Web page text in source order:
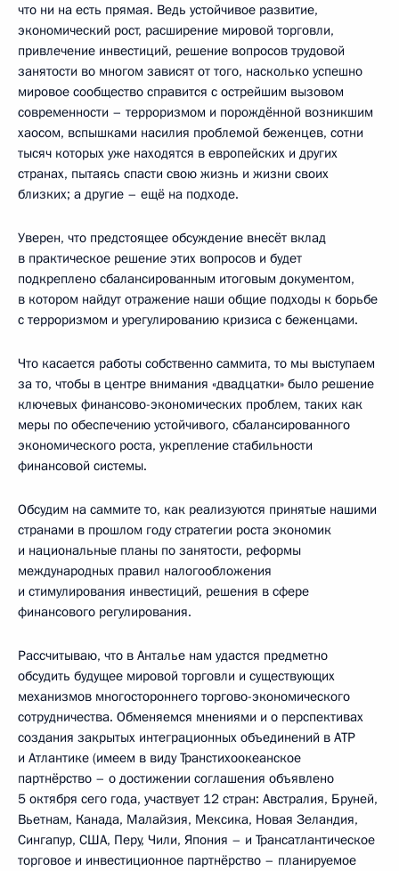
что ни на есть прямая. Ведь устойчивое развитие,
экономический рост, расширение мировой торговли,
привлечение инвестиций, решение вопросов трудовой
занятости во многом зависят от того, насколько успешно
мировое сообщество справится с острейшим вызовом
современности – терроризмом и порождённой возникшим
хаосом, вспышками насилия проблемой беженцев, сотни
тысяч которых уже находятся в европейских и других
странах, пытаясь спасти свою жизнь и жизни своих
близких; а другие – ещё на подходе.
Уверен, что предстоящее обсуждение внесёт вклад
в практическое решение этих вопросов и будет
подкреплено сбалансированным итоговым документом,
в котором найдут отражение наши общие подходы к борьбе
с терроризмом и урегулированию кризиса с беженцами.
Что касается работы собственно саммита, то мы выступаем
за то, чтобы в центре внимания «двадцатки» было решение
ключевых финансово-экономических проблем, таких как
меры по обеспечению устойчивого, сбалансированного
экономического роста, укрепление стабильности
финансовой системы.
Обсудим на саммите то, как реализуются принятые нашими
странами в прошлом году стратегии роста экономик
и национальные планы по занятости, реформы
международных правил налогообложения
и стимулирования инвестиций, решения в сфере
финансового регулирования.
Рассчитываю, что в Анталье нам удастся предметно
обсудить будущее мировой торговли и существующих
механизмов многостороннего торгово-экономического
сотрудничества. Обменяемся мнениями и о перспективах
создания закрытых интеграционных объединений в АТР
и Атлантике (имеем в виду Транстихоокеанское
партнёрство – о достижении соглашения объявлено
5 октября сего года, участвует 12 стран: Австралия, Бруней,
Вьетнам, Канада, Малайзия, Мексика, Новая Зеландия,
Сингапур, США, Перу, Чили, Япония – и Трансатлантическое
торговое и инвестиционное партнёрство – планируемое